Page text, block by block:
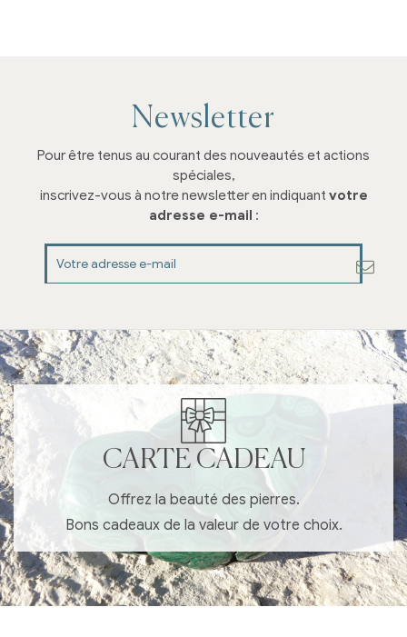
Newsletter
Pour être tenus au courant des nouveautés et actions
spéciales,
inscrivez-vous à notre newsletter en indiquant votre
adresse e-mail :
CARTE CADEAU
Offrez la beauté des pierres.
Bons cadeaux de la valeur de votre choix.